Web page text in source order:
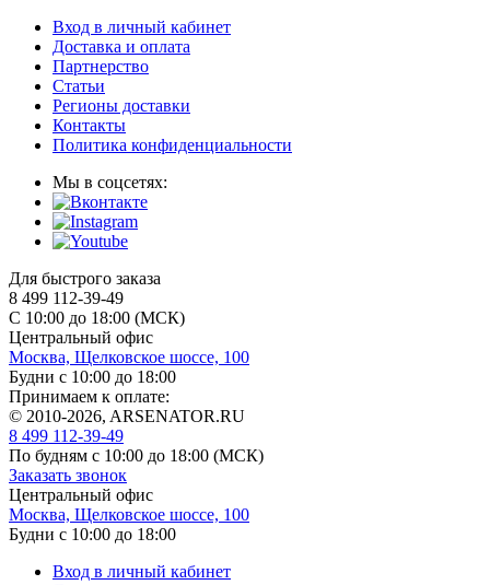
Вход в личный кабинет
Доставка и оплата
Партнерство
Статьи
Регионы доставки
Контакты
Политика конфиденциальности
Мы в соцсетях:
Для быстрого заказа
8 499 112-39-49
С 10:00 до 18:00 (МСК)
Центральный офис
Москва, Щелковское шоссе, 100
Будни с 10:00 до 18:00
Принимаем к оплате:
© 2010-2026, ARSENATOR.RU
8 499 112-39-49
По будням с 10:00 до 18:00 (МСК)
Заказать звонок
Центральный офис
Москва, Щелковское шоссе, 100
Будни с 10:00 до 18:00
Вход в личный кабинет